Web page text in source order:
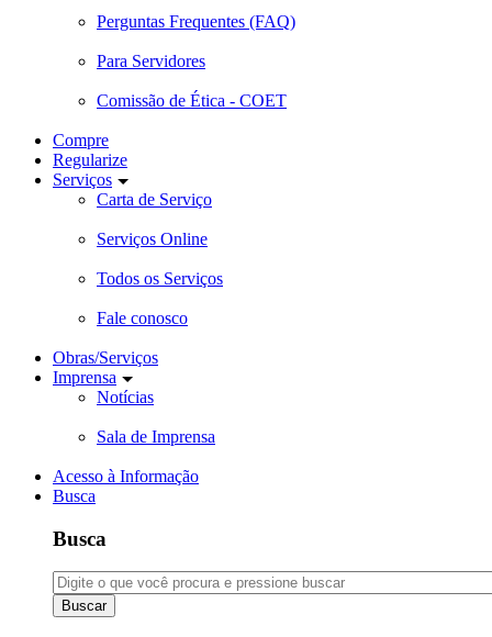
Perguntas Frequentes (FAQ)
Para Servidores
Comissão de Ética - COET
Compre
Regularize
Serviços
Carta de Serviço
Serviços Online
Todos os Serviços
Fale conosco
Obras/Serviços
Imprensa
Notícias
Sala de Imprensa
Acesso à Informação
Busca
Busca
Buscar